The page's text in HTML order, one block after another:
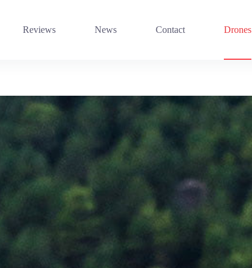
Reviews News Contact Drones